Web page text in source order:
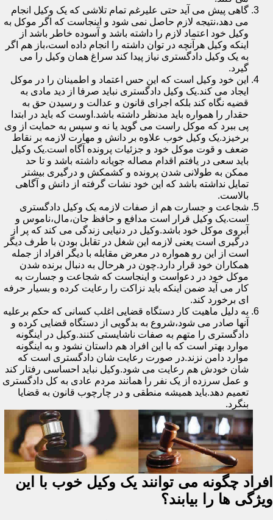
گاهی پیش می آید حتی علیرغم تمام تلاشی که یک وکیل انجام
می دهد،نتیجه لازم حاصل نمی شود و اینجاست که اگر موکل به
وکیل خود اعتماد لازم را داشته باشد و آسوده خاطر باشد از
اینکه وکیل هرآنچه در توان داشته را انجام داده است،باز هم اگر
به یک وکیل دادگستری نیاز پیدا کند سراغ همان وکیل را می
گیرد.
این خود وکیل است که این حس اعتماد و اطمینان را در موکل
ایجاد می کند.یک وکیل دادگستری نباید صرفا از دید مادی به
قضیه نگاه کند بلکه اجرای قانون و عدالت و رسیدن حق به
حقدار را همواره باید مدنظر داشته باشد.اوست که باید در ابتدا
پی ببرد که موکل راست می گوید یا نه و سپس به حمایت از وی
برخیزد.یک وکیل خوب علاوه بر دانش و مهارت لازمه بر نقاط
ضعف و قوت موکل خود و جزئیات پرونده آگاه است.یک وکیل
باید سعی در یافتم اقدام مصاله جویانه داشته باشد و تا حد
ممکن به طولانی شدن پرونده و کشمکش و درگیری بیشتر
تمایل نداشته باشد که این خود نشات گرفته از دانش و آگاهی
بالاست.
شجاعت و جسارت هم از صفات لازمه یک وکیل دادگستری
است.یک وکیل قرار است مدافع و حافظ جان،مال،ناموس و
آبروی موکل خود باشد.وکیل در دنیایی زندگی می کند که پر از
درگیری است یعنی لازمه این شغل در تقابل بودن با طرف دیگر
است از این رو همواره در معرض مقابله با دیگر افراد از جمله
همکاران خود قرار دارد.چون در هرحال به دنبال برنده شدن
موکل خود در دعواست و اینجاست که شجاعت و جسارت به
کار می آید ضمن اینکه باید نزاکت را رعایت کرده و بسیار حرفه
ای برخورد کند.
به دلیل ماهیت کار دستگاه قضایی اغلب کسانی که حکم برعلیه
آنها صادر می شود،شروع به بدگویی از دستگاه قضایی کرده و
دادگستری را متهم به صفات ناشایستی کنند.وکیل در اینگونه
موارد بهتر است که با این افراد هم داستان نشود و به اینگونه
موارد دامن نزند.در صورت رعایت شان دادگستری است که
شان خودش هم رعایت می شود.وکیل نباید احساسی رفتار کند
و عمل سرزده از یک نفر را همانند مردم عادی به کل دادگستری
تعمیم دهد.باید همیشه منطقی و در چارچوب قانون به قضایا
بنگرد.
افراد چگونه می توانند یک وکیل خوب با این
ویژگی ها را بیابند؟